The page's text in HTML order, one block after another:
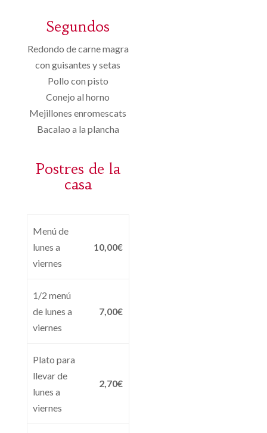
Segundos
Redondo de carne magra
con guisantes y setas
Pollo con pisto
Conejo al horno
Mejillones enromescats
Bacalao a la plancha
Postres de la
casa
Menú de
lunes a
viernes
10,00€
1/2 menú
de lunes a
viernes
7,00€
Plato para
llevar de
lunes a
viernes
2,70€